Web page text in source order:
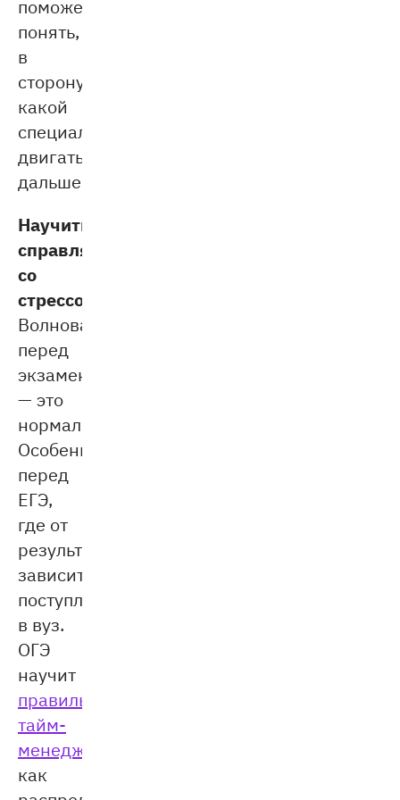
поможет
понять,
в
сторону
какой
специальности
двигаться
дальше.
Научиться
справляться
со
стрессом.
Волноваться
перед
экзаменом
— это
нормально.
Особенно
перед
ЕГЭ,
где от
результатов
зависит
поступление
в вуз.
ОГЭ
научит
правильному
тайм-
менеджменту
как